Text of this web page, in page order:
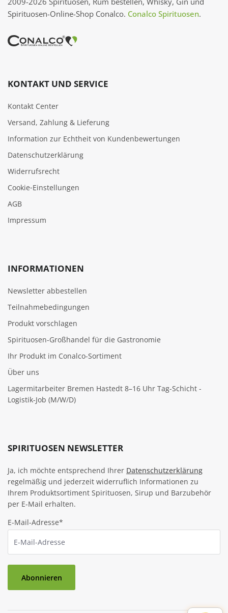
Spirituosen-Online-Shop Conalco. Conalco Spirituosen.
KONTAKT UND SERVICE
Kontakt Center
Versand, Zahlung & Lieferung
Information zur Echtheit von Kundenbewertungen
Datenschutzerklärung
Widerrufsrecht
Cookie‑Einstellungen
AGB
Impressum
INFORMATIONEN
Newsletter abbestellen
Teilnahmebedingungen
Produkt vorschlagen
Spirituosen-Großhandel für die Gastronomie
Ihr Produkt im Conalco-Sortiment
Über uns
Lagermitarbeiter Bremen Hastedt 8–16 Uhr Tag-Schicht -
Logistik-Job (M/W/D)
SPIRITUOSEN NEWSLETTER
Ja, ich möchte entsprechend Ihrer Datenschutzerklärung
regelmäßig und jederzeit widerruflich Informationen zu
Ihrem Produktsortiment Spirituosen, Sirup und Barzubehör
per E-Mail erhalten.
E-Mail-Adresse*
Abonnieren